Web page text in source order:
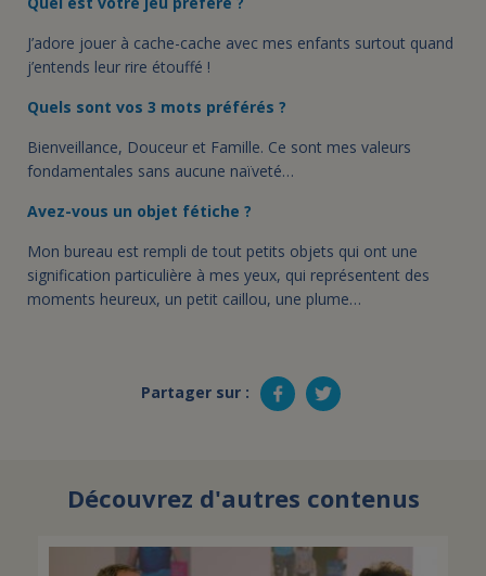
J’adore jouer à cache-cache avec mes enfants surtout quand
j’entends leur rire étouffé !
Quels sont vos 3 mots préférés ?
Bienveillance, Douceur et Famille. Ce sont mes valeurs
fondamentales sans aucune naïveté…
Avez-vous un objet fétiche ?
Mon bureau est rempli de tout petits objets qui ont une
signification particulière à mes yeux, qui représentent des
moments heureux, un petit caillou, une plume…
Partager sur :
Découvrez d'autres contenus